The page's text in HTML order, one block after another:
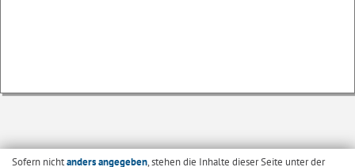
Sofern nichtanders angegeben, stehen die Inhalte dieser Seite unter der